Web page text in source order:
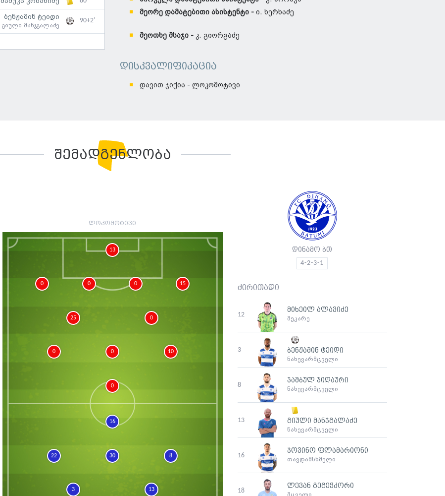
ბენჟამინ ტეიდი
გიული მანჯგალაძე
90+2'
მეორე დამატებითი ასისტენტი - ი. ხერხაძე
მეოთხე მსაჯი - კ. გიორგაძე
დისკვალიფიკაცია
დავით ჯიქია - ლოკომოტივი
შემადგენლობა
დინამო ბთ
4-2-3-1
ძირითადი
12
მიხეილ ალავიძე
მეკარე
3 ბენჟამინ ტეიდი
ნახევარმცველი
8
ჯამბულ ჯიღაური
ნახევარმცველი
13 გიული მანჯგალაძე
ნახევარმცველი
16
ჯოვინო ფლამარიონი
თავდამსხმელი
18
ლევან გეგეჭკორი
ლოკომოტივი
13
0 0 0 15
25 0
0 0 10
0
13
3
8
30
22
16